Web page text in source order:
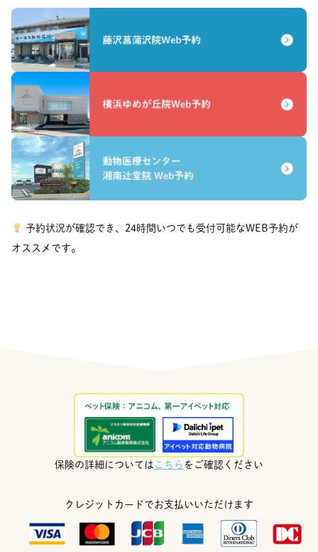
予約状況が確認でき、24時間いつでも受付可能なWEB予約が
オススメです。
保険の詳細については こちら をご確認ください
クレジットカードでお支払いいただけます